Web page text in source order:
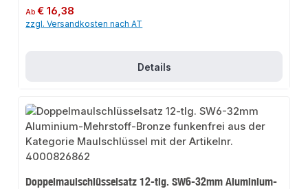
Regulärer Preis:
Ab€ 16,38
zzgl. Versandkosten nach AT
Details
Doppelmaulschlüsselsatz 12-tlg. SW6-32mm Aluminium-